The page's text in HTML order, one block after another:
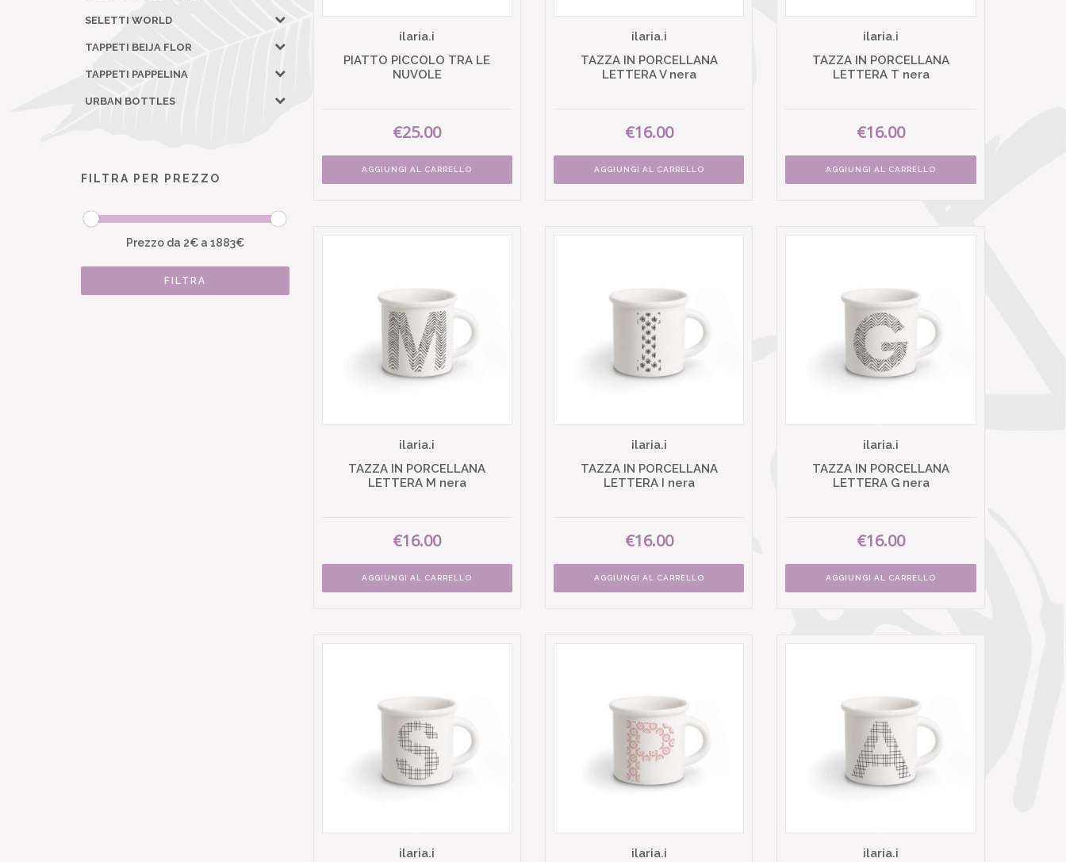
SELETTI WORLD
TAPPETI BEIJA FLOR
TAPPETI PAPPELINA
URBAN BOTTLES
FILTRA PER PREZZO
Prezzo da 2€ a 1883€
FILTRA
ilaria.i
PIATTO PICCOLO TRA LE
NUVOLE
€25.00
AGGIUNGI AL CARRELLO
ilaria.i
TAZZA IN PORCELLANA
LETTERA V nera
€16.00
AGGIUNGI AL CARRELLO
ilaria.i
TAZZA IN PORCELLANA
LETTERA T nera
€16.00
AGGIUNGI AL CARRELLO
ilaria.i
TAZZA IN PORCELLANA
LETTERA M nera
€16.00
AGGIUNGI AL CARRELLO
ilaria.i
TAZZA IN PORCELLANA
LETTERA I nera
€16.00
AGGIUNGI AL CARRELLO
ilaria.i
TAZZA IN PORCELLANA
LETTERA G nera
€16.00
AGGIUNGI AL CARRELLO
ilaria.i
ilaria.i
ilaria.i